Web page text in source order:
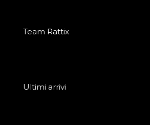
Team Rattix
Ultimi arrivi